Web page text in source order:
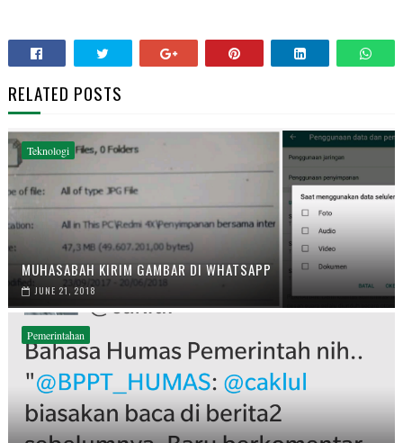
RELATED POSTS
Teknologi
MUHASABAH KIRIM GAMBAR DI WHATSAPP
JUNE 21, 2018
Pemerintahan